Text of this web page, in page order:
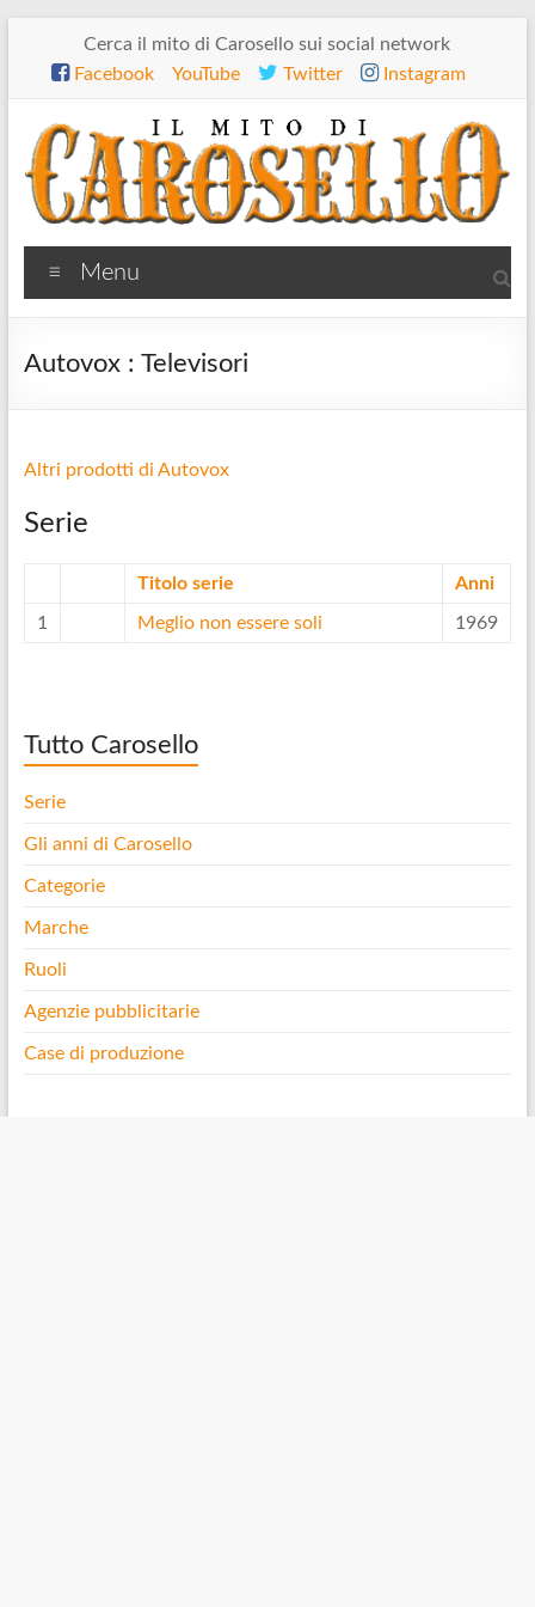
contenuto
Cerca il mito di Carosello sui social network
Facebook
YouTube Twitter Instagram
Il
mito
di
Menu
Autovox : Televisori
Altri prodotti di Autovox
Serie
Titolo serie Anni
1 Meglio non essere soli 1969
Tutto Carosello
Serie
Gli anni di Carosello
Categorie
Marche
Ruoli
Agenzie pubblicitarie
Case di produzione